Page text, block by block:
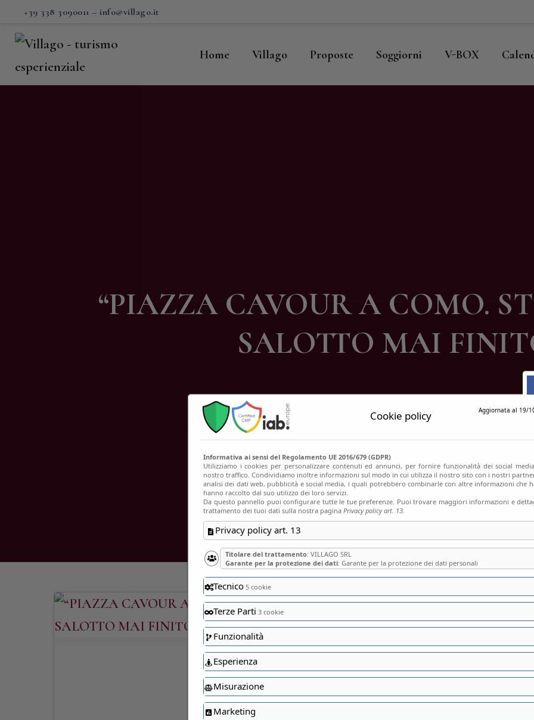
+39 338 3090011 – info@villago.it
Home Villago Proposte Soggiorni V-BOX
“PIAZZA CAVOUR A COMO.
SALOTTO MAI
Villago
Proposte
“PIAZZA
SALOTTO MAI
8,00€
Cookie policy Aggiornata al 19/
Informativa ai sensi del Regolamento UE 2016/679 (GDPR)
Utilizziamo i cookies per personalizzare contenuti ed annunci, per fornire funzionalità dei social
nostro traffico. Condividiamo inoltre informazioni sul modo in cui utilizza il nostro sito con i nostri
analisi dei dati web, pubblicità e social media, i quali potrebbero combinarle con altre informazioni che
hanno raccolto dal suo utilizzo dei loro servizi.
Da questo pannello puoi configurare tutte le tue preferenze. Puoi trovare maggiori informazioni e
trattamento dei tuoi dati sulla nostra pagina Privacy policy art. 13.
Privacy policy art. 13
Titolare del trattamento: VILLAGO SRL
Garante per la protezione dei dati: Garante per la protezione dei dati personali
Tecnico 5 cookie
Terze Parti 3 cookie
Funzionalità
Esperienza
Misurazione
Marketing